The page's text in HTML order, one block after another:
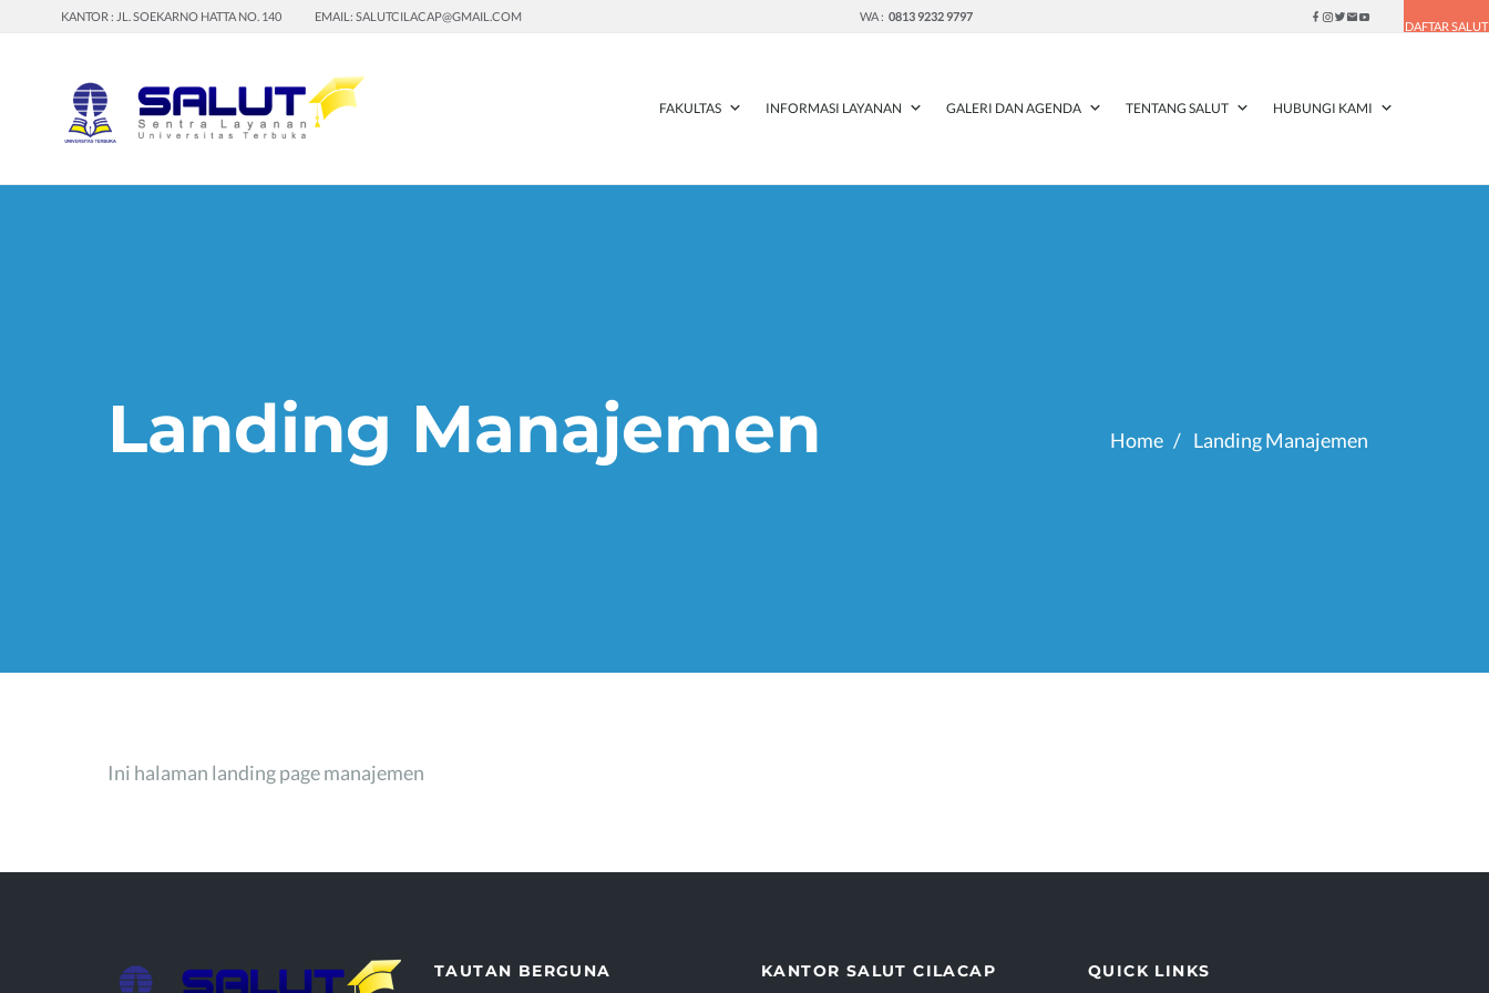
KANTOR : JL. SOEKARNO HATTA NO. 140 EMAIL: SALUTCILACAP@GMAIL.COM WA : 0813 9232 9797
DAFTAR SALUT
FAKULTAS INFORMASI LAYANAN GALERI DAN AGENDA TENTANG SALUT HUBUNGI KAMI
Landing Manajemen Home Landing Manajemen
Ini halaman landing page manajemen
TAUTAN BERGUNA KANTOR SALUT CILACAP QUICK LINKS